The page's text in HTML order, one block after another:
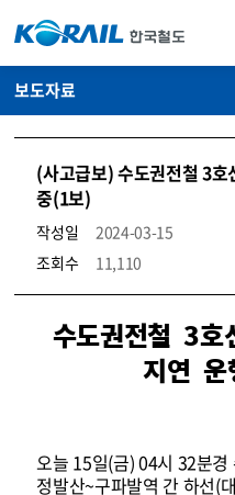
보도자료
(사고급보) 수도권전철 3호
중(1보)
작성일
2024-03-15
조회수
11,110
뉴스·홍보_보도자료 상세보기 – 내용, 파일, 담당자 연락처로 구성
수도권전철 3호
지연
오늘 15일(금) 04시 32분
정발산~구파발역 간 하선(